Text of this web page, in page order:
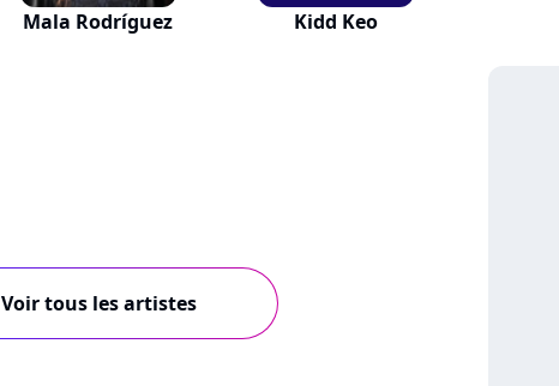
Mala Rodríguez Kidd Keo
Voir tous les artistes